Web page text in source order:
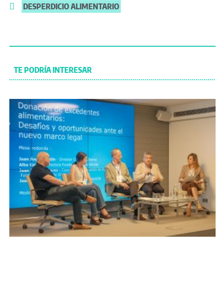
DESPERDICIO ALIMENTARIO
TE PODRÍA INTERESAR